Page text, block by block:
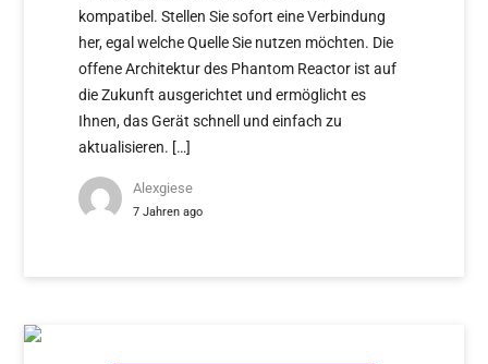
kompatibel. Stellen Sie sofort eine Verbindung
her, egal welche Quelle Sie nutzen möchten. Die
offene Architektur des Phantom Reactor ist auf
die Zukunft ausgerichtet und ermöglicht es
Ihnen, das Gerät schnell und einfach zu
aktualisieren. […]
Alexgiese
7 Jahren ago